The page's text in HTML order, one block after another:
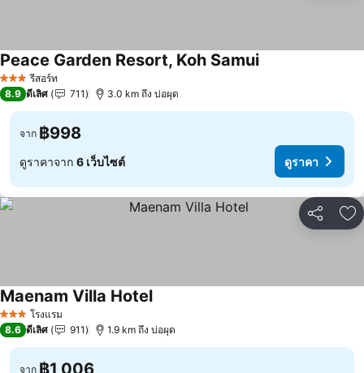
3 ดาว รีสอร์ท
Peace Garden Resort, Koh Samuiดูราคา
8.9 ดีเลิศ 711 3.0 km ถึง บ่อผุด
จาก ฿998
ดูราคาจาก 6 เว็บไซต์ ดูราคา
แชร์ เ
3 ดาว โรงแรม
Maenam Villa Hotelดูราคา
8.6 ดีเลิศ 911 1.9 km ถึง บ่อผุด
จาก ฿1,006